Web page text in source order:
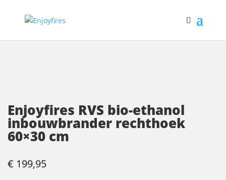
Enjoyfires RVS bio-ethanol
inbouwbrander rechthoek
60×30 cm
€ 199,95